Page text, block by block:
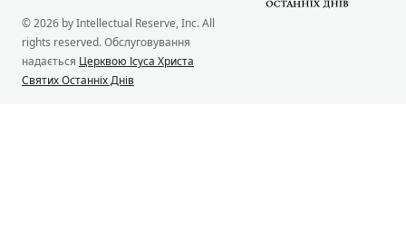
© 2026 by Intellectual Reserve, Inc. All
rights reserved. Обслуговування
надається Церквою Ісуса Христа
Святих Останніх Днів